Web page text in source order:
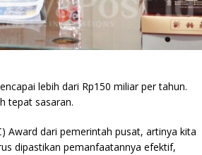
lebih dari Rp150 miliar per tahun.
tepat sasaran.
Award dari pemerintah pusat, artinya kita
dipastikan pemanfaatannya efektif,